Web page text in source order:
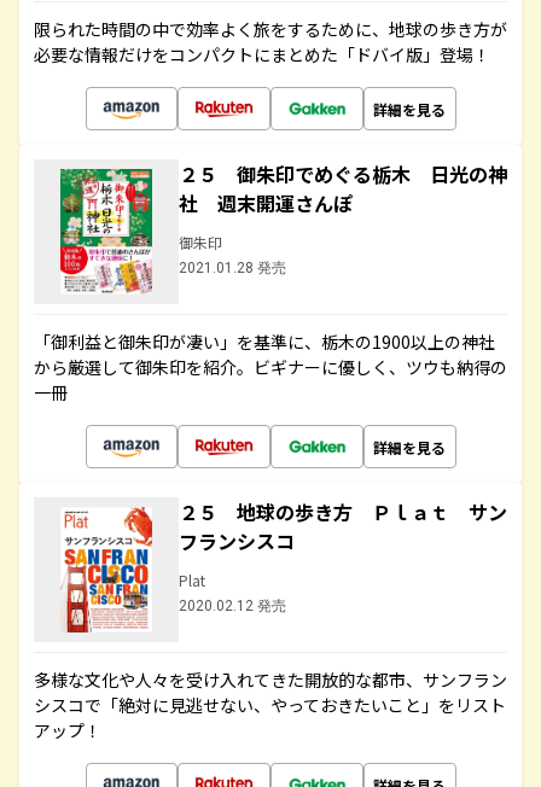
限られた時間の中で効率よく旅をするために、地球の歩き方が
必要な情報だけをコンパクトにまとめた「ドバイ版」登場！
詳細を見る
２５ 御朱印でめぐる栃木 日光の神
社 週末開運さんぽ
御朱印
2021.01.28 発売
「御利益と御朱印が凄い」を基準に、栃木の1900以上の神社
から厳選して御朱印を紹介。ビギナーに優しく、ツウも納得の
一冊
詳細を見る
２５ 地球の歩き方 Ｐｌａｔ サン
フランシスコ
Plat
2020.02.12 発売
多様な文化や人々を受け入れてきた開放的な都市、サンフラン
シスコで「絶対に見逃せない、やっておきたいこと」をリスト
アップ！